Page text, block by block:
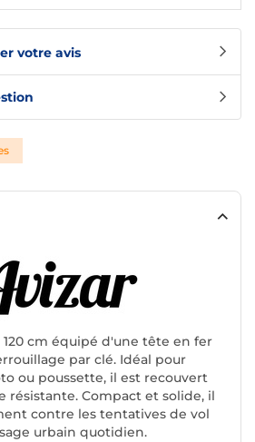
votre avis
cm équipé d'une tête en fer
par clé. Idéal pour
ou poussette, il est recouvert
résistante. Compact et solide, il
contre les tentatives de vol
urbain quotidien.